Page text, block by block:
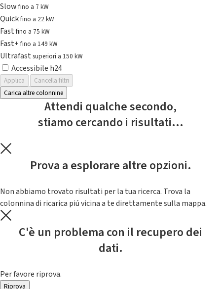
Slowfino a 7 kW
Quickfino a 22 kW
Fastfino a 75 kW
Fast+fino a 149 kW
Ultrafast superiori a 150 kW
Accessibile h24
Applica
Cancella filtri
Carica altre colonnine
Attendi qualche secondo,
stiamo cercando i risultati...
Prova a esplorare altre opzioni.
Non abbiamo trovato risultati per la tua ricerca. Trova la
colonnina di ricarica piú vicina a te direttamente sulla mappa.
C'è un problema con il recupero dei
dati.
Per favore riprova.
Riprova